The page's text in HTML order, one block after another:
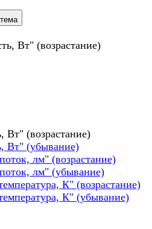
Вт" (возрастание)
(возрастание)
Вт" (убывание)
лм" (возрастание)
лм" (убывание)
К" (возрастание)
К" (убывание)